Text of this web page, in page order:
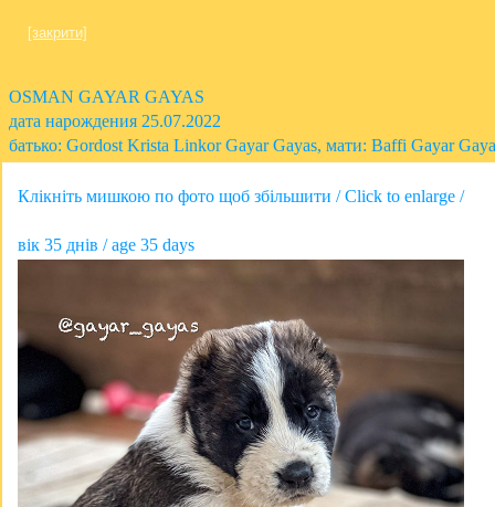
[закрити]
OSMAN GAYAR GAYAS
дата нарождения 25.07.2022
батько: Gordost Krista Linkor Gayar Gayas, мати: Baffi Gayar
Клікніть мишкою по фото щоб збільшити / Click to enlarge /
вік 35 днів / age 35 days